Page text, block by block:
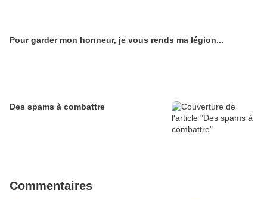
Pour garder mon honneur, je vous rends ma légion...
Des spams à combattre
Commentaires